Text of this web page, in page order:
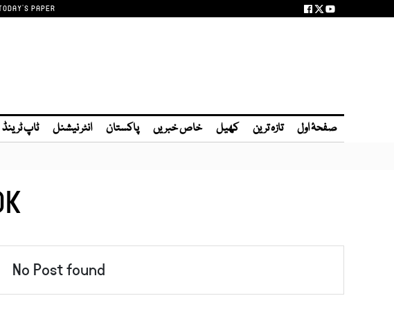
PAPER
صفحۂ اول تازہ ترین کھیل خاص خبریں پاکستان انٹر نیشنل ٹاپ ٹرینڈ
No Post found